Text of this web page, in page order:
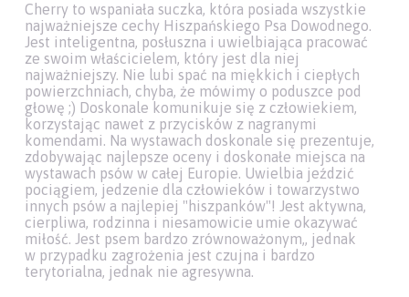
Cherry to wspaniała suczka, która posiada wszystkie
najważniejsze cechy Hiszpańskiego Psa Dowodnego.
Jest inteligentna, posłuszna i uwielbiająca pracować
ze swoim właścicielem, który jest dla niej
najważniejszy. Nie lubi spać na miękkich i ciepłych
powierzchniach, chyba, że mówimy o poduszce pod
głowę ;) Doskonale komunikuje się z człowiekiem,
korzystając nawet z przycisków z nagranymi
komendami. Na wystawach doskonale się prezentuje,
zdobywając najlepsze oceny i doskonałe miejsca na
wystawach psów w całej Europie. Uwielbia jeździć
pociągiem, jedzenie dla człowieków i towarzystwo
innych psów a najlepiej "hiszpanków"! Jest aktywna,
cierpliwa, rodzinna i niesamowicie umie okazywać
miłość. Jest psem bardzo zrównoważonym,, jednak
w przypadku zagrożenia jest czujna i bardzo
terytorialna, jednak nie agresywna.